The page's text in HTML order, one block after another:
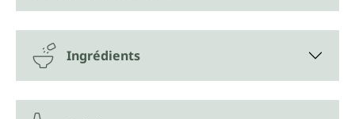
Ingrédients